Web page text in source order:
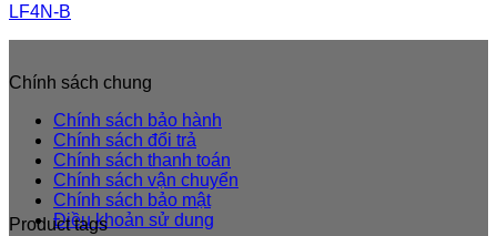
LF4N-B
Chính sách chung
Chính sách bảo hành
Chính sách đổi trả
Chính sách thanh toán
Chính sách vận chuyển
Chính sách bảo mật
Điều khoản sử dung
Product tags